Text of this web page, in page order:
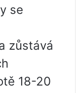
se
zůstává
18-20